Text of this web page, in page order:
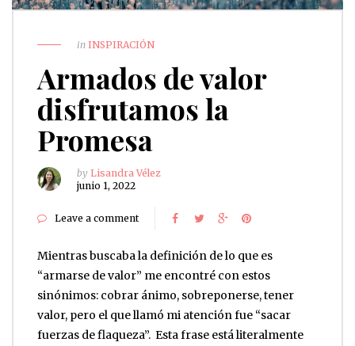
in INSPIRACIÓN
Armados de valor
disfrutamos la
Promesa
by Lisandra Vélez
junio 1, 2022
Leave a comment
Mientras buscaba la definición de lo que es
“armarse de valor” me encontré con estos
sinónimos: cobrar ánimo, sobreponerse, tener
valor, pero el que llamó mi atención fue “sacar
fuerzas de flaqueza”. Esta frase está literalmente